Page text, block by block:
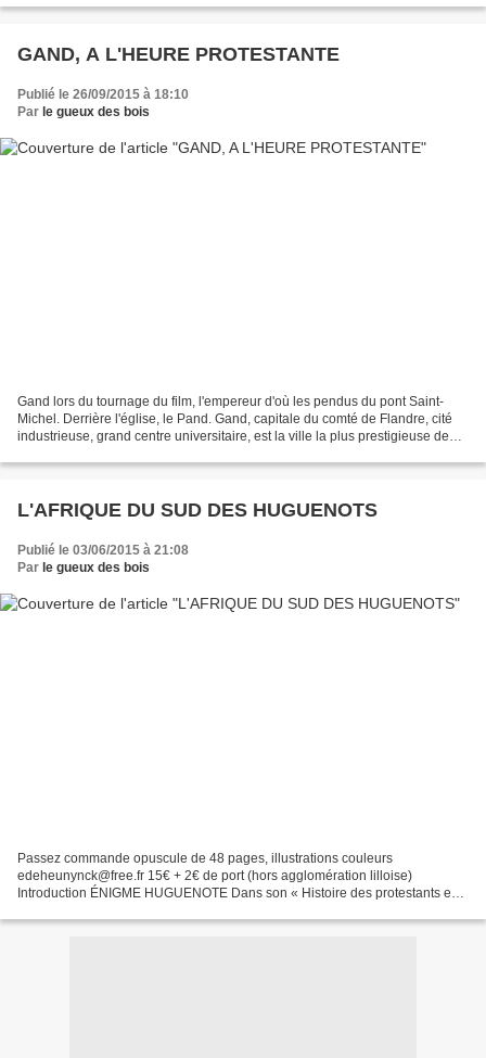
GAND, A L'HEURE PROTESTANTE
Publié le 26/09/2015 à 18:10
Par le gueux des bois
Gand lors du tournage du film, l'empereur d'où les pendus du pont Saint-
Michel. Derrière l'église, le Pand. Gand, capitale du comté de Flandre, cité
industrieuse, grand centre universitaire, est la ville la plus prestigieuse de
L'AFRIQUE DU SUD DES HUGUENOTS
Publié le 03/06/2015 à 21:08
Par le gueux des bois
Passez commande opuscule de 48 pages, illustrations couleurs
edeheunynck@free.fr 15€ + 2€ de port (hors agglomération lilloise)
Introduction ÉNIGME HUGUENOTE Dans son « Histoire des protestants en